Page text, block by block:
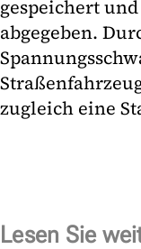
gespeichert
abgegeben.
zugleich eine
Lesen Sie